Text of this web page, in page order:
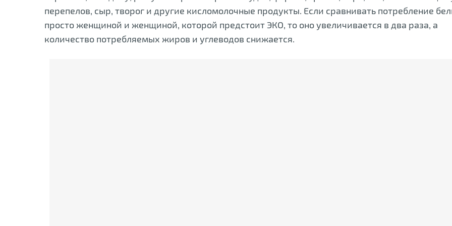
перепелов, сыр, творог и другие кисломолочные продукты. Если сравнивать потребление
просто женщиной и женщиной, которой предстоит ЭКО, то оно увеличивается в два раза, а
количество потребляемых жиров и углеводов снижается.